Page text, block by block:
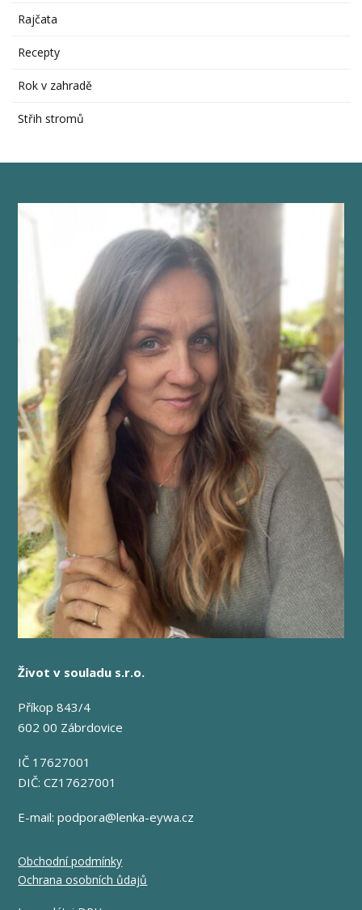
Rajčata
Recepty
Rok v zahradě
Střih stromů
Život v souladu s.r.o.
Příkop 843/4
602 00 Zábrdovice
IČ 17627001
DIČ: CZ17627001
E-mail:podpora@lenka-eywa.cz
Obchodní podmínky
Ochrana osobních ůdajů